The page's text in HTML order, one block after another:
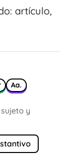
artículo,
Aa.
y